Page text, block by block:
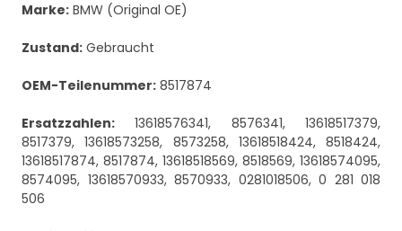
Marke: BMW (Original OE)
Zustand: Gebraucht
OEM-Teilenummer: 8517874
Ersatzzahlen: 13618576341, 8576341, 13618517379,
8517379, 13618573258, 8573258, 13618518424, 8518424,
13618517874, 8517874, 13618518569, 8518569, 13618574095,
8574095, 13618570933, 8570933, 0281018506, 0 281 018
506